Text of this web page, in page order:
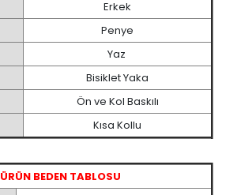
Erkek
Penye
Yaz
Bisiklet Yaka
Ön ve Kol Baskılı
Kısa Kollu
ÜRÜN BEDEN TABLOSU